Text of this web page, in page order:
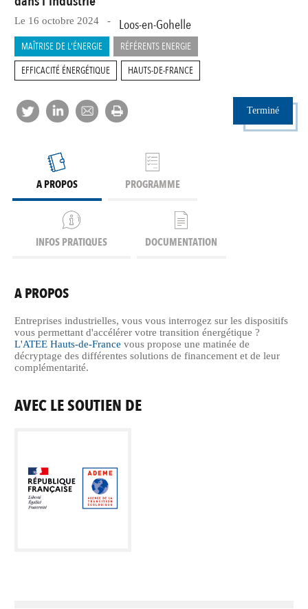
Le 16 octobre 2024 - Loos-en-Gohelle
MAÎTRISE DE L'ÉNERGIE
RÉFÉRENTS ENERGIE
EFFICACITÉ ÉNERGÉTIQUE
HAUTS-DE-FRANCE
Terminé
A PROPOS PROGRAMME
INFOS PRATIQUES DOCUMENTATION
A PROPOS
Entreprises industrielles, vous vous interrogez sur les dispositifs
vous permettant d'accélérer votre transition énergétique ?
L'ATEE Hauts-de-France vous propose une matinée de
décryptage des différentes solutions de financement et de leur
complémentarité.
AVEC LE SOUTIEN DE